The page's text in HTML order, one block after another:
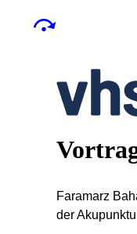
Faramarz
der